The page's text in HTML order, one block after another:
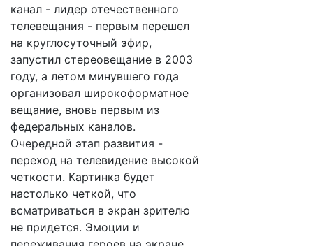
канал - лидер отечественного
телевещания - первым перешел
на круглосуточный эфир,
запустил стереовещание в 2003
году, а летом минувшего года
организовал широкоформатное
вещание, вновь первым из
федеральных каналов.
Очередной этап развития -
переход на телевидение высокой
четкости. Картинка будет
настолько четкой, что
всматриваться в экран зрителю
не придется. Эмоции и